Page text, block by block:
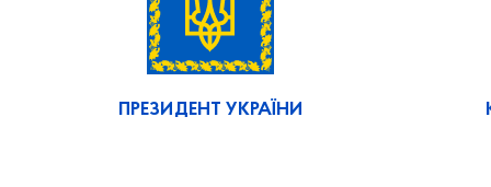
ПРЕЗИДЕНТ УКРАЇНИ